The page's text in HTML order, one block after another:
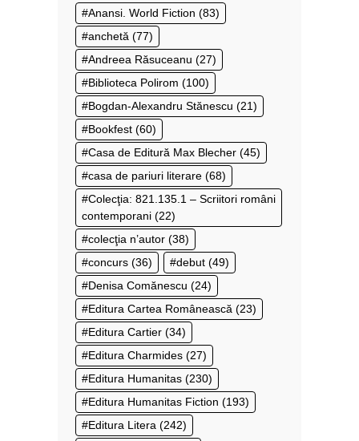
Anansi. World Fiction (83)
anchetă (77)
Andreea Răsuceanu (27)
Biblioteca Polirom (100)
Bogdan-Alexandru Stănescu (21)
Bookfest (60)
Casa de Editură Max Blecher (45)
casa de pariuri literare (68)
Colecţia: 821.135.1 – Scriitori români
contemporani (22)
colecţia n’autor (38)
concurs (36) debut (49)
Denisa Comănescu (24)
Editura Cartea Românească (23)
Editura Cartier (34)
Editura Charmides (27)
Editura Humanitas (230)
Editura Humanitas Fiction (193)
Editura Litera (242)